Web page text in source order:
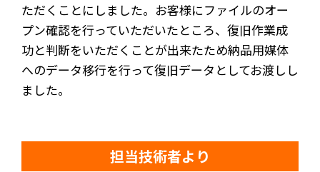
ただくことにしました。お客様にファイルのオー
プン確認を行っていただいたところ、復旧作業成
功と判断をいただくことが出来たため納品用媒体
へのデータ移行を行って復旧データとしてお渡しし
ました。
担当技術者より